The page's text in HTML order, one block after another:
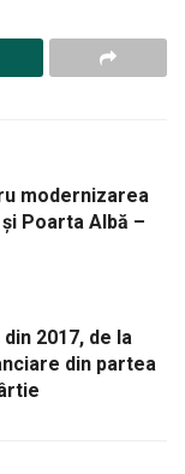
modernizarea
Poarta Albă –
2017, de la
din partea